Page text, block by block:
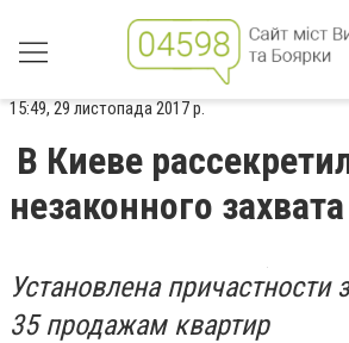
15:49, 29 листопада 2017 р.
В Киеве
незаконного
Установлена
35 продажам квартир